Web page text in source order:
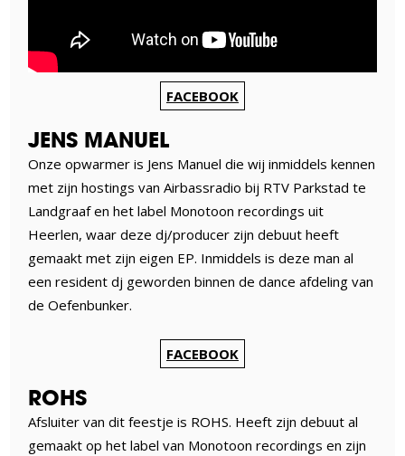
FACEBOOK
JENS MANUEL
Onze opwarmer is Jens Manuel die wij inmiddels kennen
met zijn hostings van Airbassradio bij RTV Parkstad te
Landgraaf en het label Monotoon recordings uit
Heerlen, waar deze dj/producer zijn debuut heeft
gemaakt met zijn eigen EP. Inmiddels is deze man al
een resident dj geworden binnen de dance afdeling van
de Oefenbunker.
FACEBOOK
ROHS
Afsluiter van dit feestje is ROHS. Heeft zijn debuut al
gemaakt op het label van Monotoon recordings en zijn